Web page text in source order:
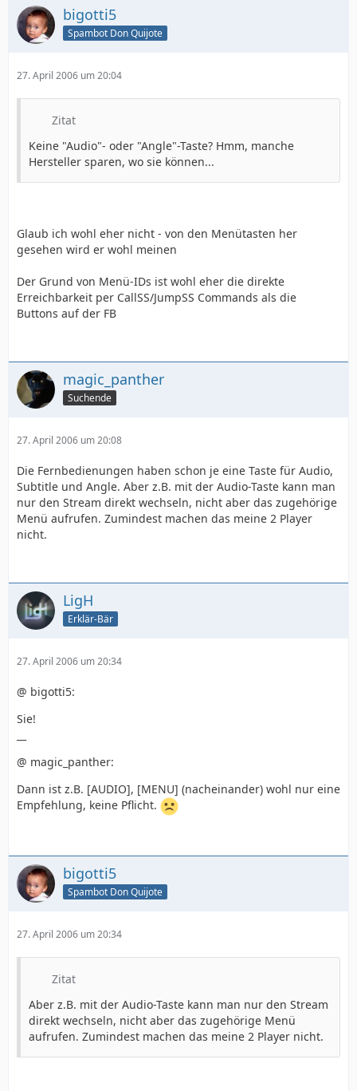
bigotti5
Spambot Don Quijote
27. April 2006 um 20:04
Zitat
Keine "Audio"- oder "Angle"-Taste? Hmm, manche
Hersteller sparen, wo sie können...
Glaub ich wohl eher nicht - von den Menütasten her
gesehen wird er wohl meinen
Der Grund von Menü-IDs ist wohl eher die direkte
Erreichbarkeit per CallSS/JumpSS Commands als die
Buttons auf der FB
magic_panther
Suchende
27. April 2006 um 20:08
Die Fernbedienungen haben schon je eine Taste für Audio,
Subtitle und Angle. Aber z.B. mit der Audio-Taste kann man
nur den Stream direkt wechseln, nicht aber das zugehörige
Menü aufrufen. Zumindest machen das meine 2 Player
nicht.
LigH
Erklär-Bär
27. April 2006 um 20:34
@ bigotti5:
Sie!
@ magic_panther:
Dann ist z.B. [AUDIO], [MENU] (nacheinander) wohl nur eine
Empfehlung, keine Pflicht.
bigotti5
Spambot Don Quijote
27. April 2006 um 20:34
Zitat
Aber z.B. mit der Audio-Taste kann man nur den Stream
direkt wechseln, nicht aber das zugehörige Menü
aufrufen. Zumindest machen das meine 2 Player nicht.